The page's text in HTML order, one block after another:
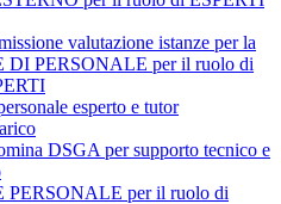
valutazione istanze per la
DI PERSONALE per il ruolo di
esperto e tutor
DSGA per supporto tecnico e
PERSONALE per il ruolo di